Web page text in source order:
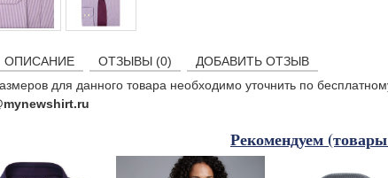
ОПИСАНИЕ ОТЗЫВЫ (0)
ДОБАВИТЬ ОТЗЫВ
для данного товара необходимо уточнить по
Рекомендуем